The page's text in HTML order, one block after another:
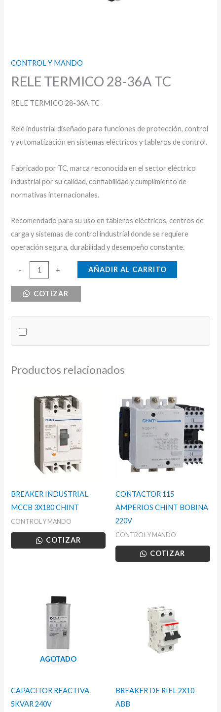
CONTROL Y MANDO
RELE TERMICO 28-36A TC
RELE TERMICO 28-36A TC
Relé industrial diseñado para funciones de protección, control
y automatización en sistemas eléctricos y tableros de control.
Fabricado por TC, marca reconocida en el sector eléctrico
industrial por su calidad, confiabilidad y cumplimiento de
normativas internacionales.
Recomendado para su uso en tableros eléctricos, centros de
carga y sistemas de control industrial donde se requiere
operación segura, durabilidad y desempeño constante.
-
TERMICO
cantidad
+ AÑADIR AL CARRITO
COTIZAR
Productos relacionados
BREAKER INDUSTRIAL
MCCB 3X180 CHINT
CONTROL Y MANDO
COTIZAR
CONTACTOR 115
AMPERIOS CHINT BOBINA
220V
CONTROL Y MANDO
COTIZAR
AGOTADO
CAPACITOR REACTIVA
5KVAR 240V
BREAKER DE RIEL 2X10
ABB